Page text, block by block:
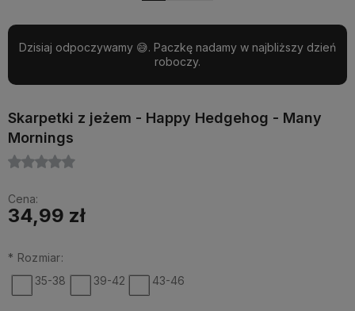
Dzisiaj odpoczywamy 😅. Paczkę nadamy w najbliższy dzień
roboczy.
Skarpetki z jeżem - Happy Hedgehog - Many
Mornings
Cena:
34,99 zł
* Rozmiar:
35-38
39-42 43-46